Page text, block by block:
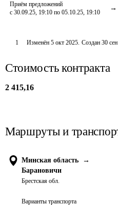
Приём предложений
с 30.09.25, 19:10 по 05.10.25, 19:10
1 Изменён 5 окт 2025. Создан 30
Стоимость контракта
2 415,16
Маршруты и
Минская область
→
Барановичи
Брестская обл.
Варианты транспорта